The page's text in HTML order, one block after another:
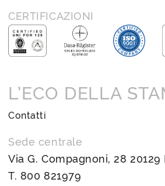
CERTIFICAZIONI
L’ECO DELLA
Contatti
Sede centrale
Via G. Compagnoni, 28 20129
T. 800 821979